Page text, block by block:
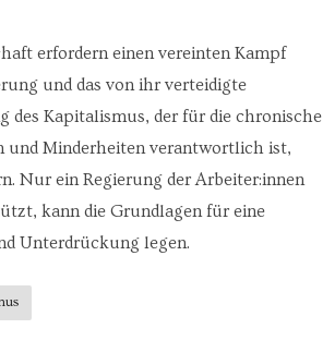
erfordern einen vereinten Kampf
und das von ihr verteidigte
des Kapitalismus, der für die chronische
und Minderheiten verantwortlich ist,
Nur ein Regierung der Arbeiter:innen
kann die Grundlagen für eine
Unterdrückung legen.